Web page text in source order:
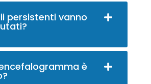
persistenti vanno
è